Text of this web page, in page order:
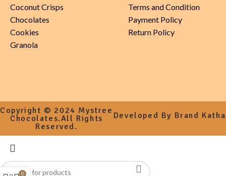
Coconut Crisps
Chocolates
Cookies
Granola
Terms and Condition
Payment Policy
Return Policy
Copyright © 2024 Mystree
Chocolates.All Rights
Reserved.
Developed By Brand Katha
0